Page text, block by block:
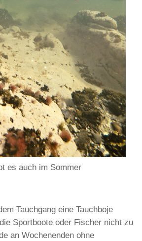
es auch im Sommer
Tauchgang eine Tauchboje
Sportboote oder Fischer nicht zu
an Wochenenden ohne